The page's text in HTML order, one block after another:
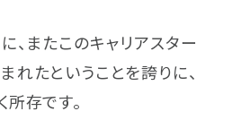
、またこのキャリアスター
れたということを誇りに、
存です。